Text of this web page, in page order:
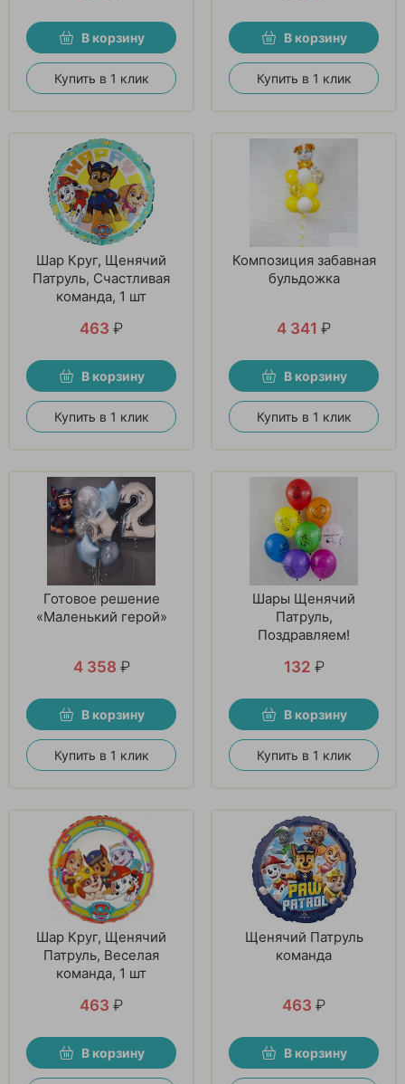
В корзину
Купить в 1 клик
В корзину
Купить в 1 клик
Шар Круг, Щенячий
Патруль, Счастливая
команда, 1 шт
463 ₽
В корзину
Купить в 1 клик
Композиция забавная
бульдожка
4 341 ₽
В корзину
Купить в 1 клик
Готовое решение
«Маленький герой»
4 358 ₽
В корзину
Купить в 1 клик
Шары Щенячий
Патруль,
Поздравляем!
132 ₽
В корзину
Купить в 1 клик
Шар Круг, Щенячий
Патруль, Веселая
команда, 1 шт
463 ₽
В корзину
Щенячий Патруль
команда
463 ₽
В корзину